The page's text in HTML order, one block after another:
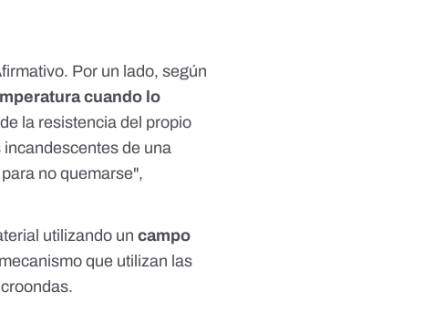
Por un lado, según
cuando lo
la resistencia del propio
de una
no quemarse",
utilizando uncampo
que utilizan las